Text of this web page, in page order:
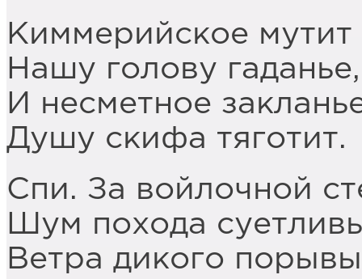
Киммерийское мутит
Нашу голову гаданье,
И несметное
Душу скифа тяготит.
Спи. За войлочной
Шум похода
Ветра дикого